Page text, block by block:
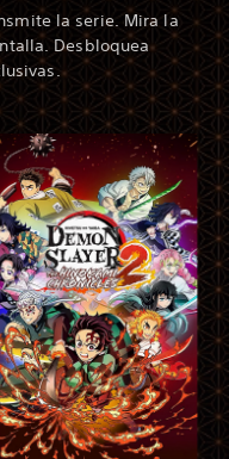
la serie. Mira la
Desbloquea